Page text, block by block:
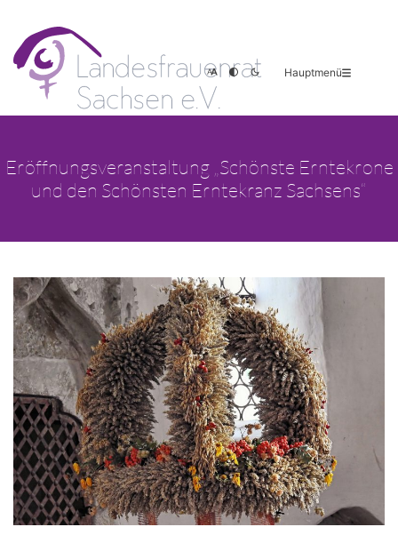
Hauptmenü
Eröffnungsveranstaltung „Schönste Erntekrone
und den Schönsten Erntekranz Sachsens“